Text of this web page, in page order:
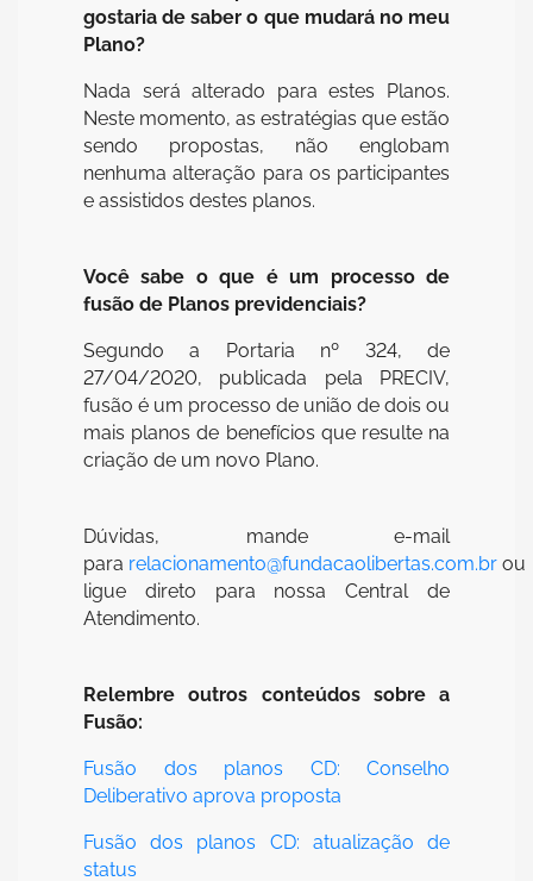
gostaria de saber o que mudará no meu
Plano?
Nada será alterado para estes Planos.
Neste momento, as estratégias que estão
sendo propostas, não englobam
nenhuma alteração para os participantes
e assistidos destes planos.
Você sabe o que é um processo de
fusão de Planos previdenciais?
Segundo a Portaria nº 324, de
27/04/2020, publicada pela PRECIV,
fusão é um processo de união de dois ou
mais planos de benefícios que resulte na
criação de um novo Plano.
Dúvidas, mande e-mail
para relacionamento@fundacaolibertas.com.br ou
ligue direto para nossa Central de
Atendimento.
Relembre outros conteúdos sobre a
Fusão:
Fusão dos planos CD: Conselho
Deliberativo aprova proposta
Fusão dos planos CD: atualização de
status